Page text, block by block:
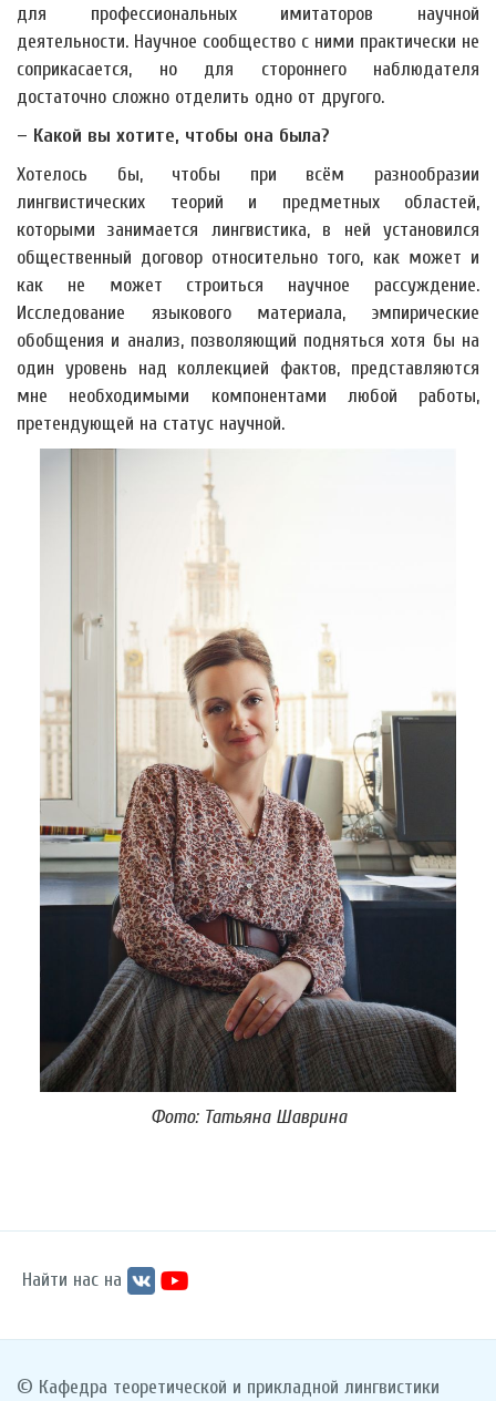
для профессиональных имитаторов научной
деятельности. Научное сообщество с ними практически не
соприкасается, но для стороннего наблюдателя
достаточно сложно отделить одно от другого.
– Какой вы хотите, чтобы она была?
Хотелось бы, чтобы при всём разнообразии
лингвистических теорий и предметных областей,
которыми занимается лингвистика, в ней установился
общественный договор относительно того, как может и
как не может строиться научное рассуждение.
Исследование языкового материала, эмпирические
обобщения и анализ, позволяющий подняться хотя бы на
один уровень над коллекцией фактов, представляются
мне необходимыми компонентами любой работы,
претендующей на статус научной.
Фото: Татьяна Шаврина
Найти нас на
© Кафедра теоретической и прикладной лингвистики